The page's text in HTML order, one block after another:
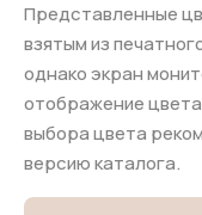
Представленные
взятым из
однако экран
отображение
выбора цвета
версию каталога.